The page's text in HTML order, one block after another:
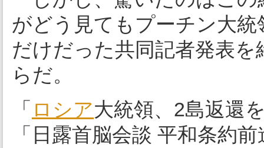
がどう見てもプーチン大
だけだった共同記者発表
らだ。
「 ロシア大統領、2島返還
「日露首脳会談 平和条約